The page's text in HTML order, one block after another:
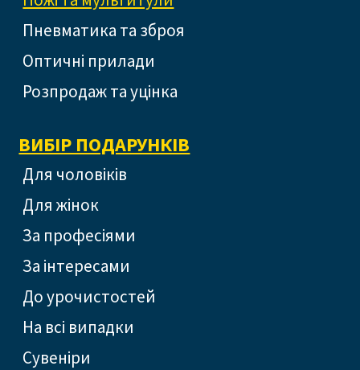
Пневматика та зброя
Оптичні прилади
Розпродаж та уцінка
ВИБІР ПОДАРУНКІВ
Для чоловіків
Для жінок
За професіями
За інтересами
До урочистостей
На всі випадки
Сувеніри